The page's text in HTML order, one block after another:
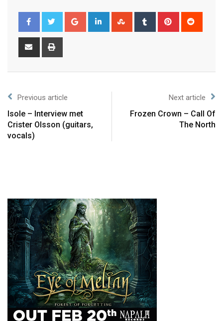
Previous article
Isole – Interview met
Crister Olsson (guitars,
vocals)
Next article
Frozen Crown – Call Of
The North